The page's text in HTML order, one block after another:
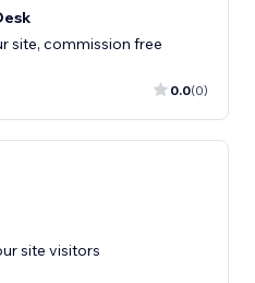
site, commission free
0.0(0)
site visitors